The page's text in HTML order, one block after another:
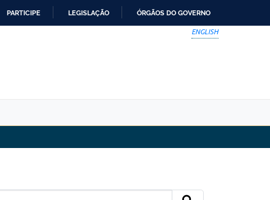
PARTICIPE LEGISLAÇÃO ÓRGÃOS DO GOVERNO
ENGLISH